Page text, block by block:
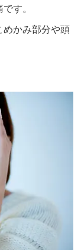
す。
めかみ部分や頭